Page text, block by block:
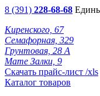
8 (391) 228-68-68
Киренского, 67
Семафорная, 329
Грунтовая, 28 А
Мате Залки, 9
Скачать прайс-лист /xls
Каталог товаров